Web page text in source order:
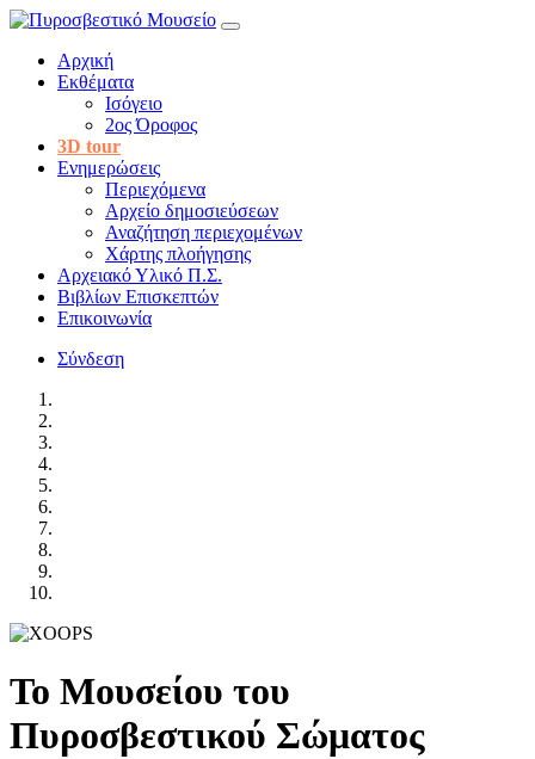
Αρχική
Εκθέματα
Ισόγειο
2ος Όροφος
3D tour
Ενημερώσεις
Περιεχόμενα
Αρχείο δημοσιεύσεων
Αναζήτηση περιεχομένων
Χάρτης πλοήγησης
Αρχειακό Υλικό Π.Σ.
Βιβλίων Επισκεπτών
Επικοινωνία
Σύνδεση
To Μουσείου του
Πυροσβεστικού Σώματος